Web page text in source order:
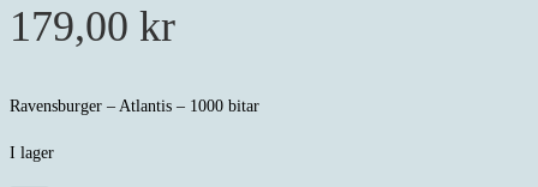
179,00 kr
Ravensburger – Atlantis – 1000 bitar
I lager